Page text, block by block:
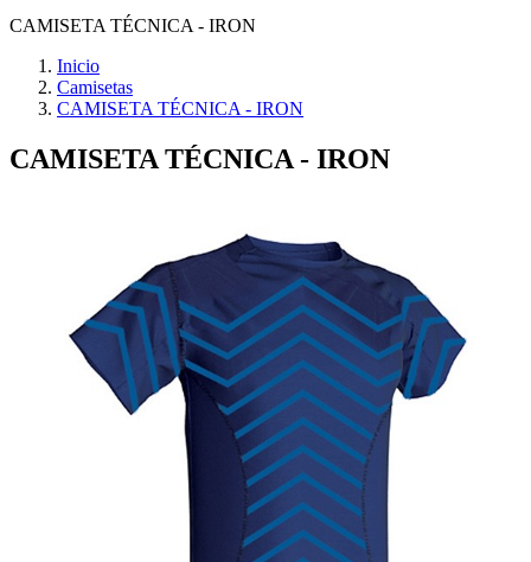
CAMISETA TÉCNICA - IRON
Inicio
Camisetas
CAMISETA TÉCNICA - IRON
CAMISETA TÉCNICA - IRON